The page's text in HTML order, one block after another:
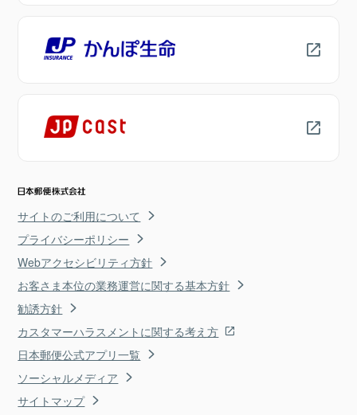
サイトのご利用について
プライバシーポリシー
Webアクセシビリティ方針
お客さま本位の業務運営に関する基本方針
勧誘方針
カスタマーハラスメントに関する考え方
日本郵便公式アプリ一覧
ソーシャルメディア
サイトマップ